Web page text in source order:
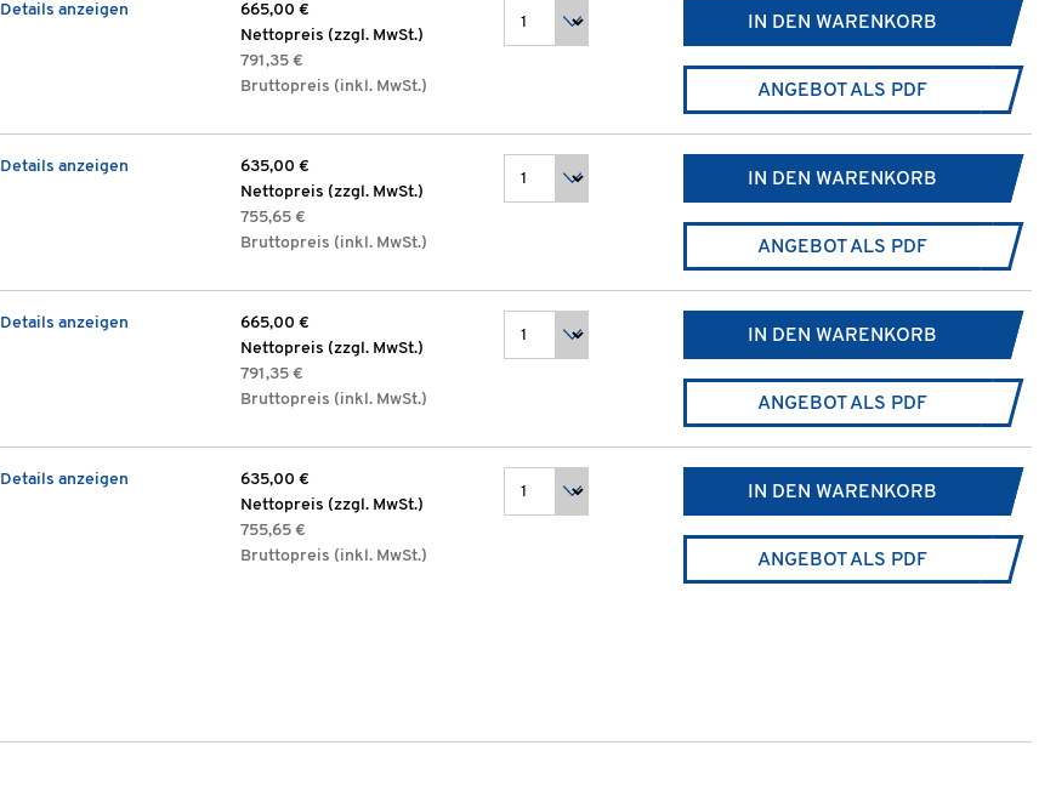
Details anzeigen
665,00 €
Nettopreis (zzgl. MwSt.)
791,35 €
Bruttopreis (inkl. MwSt.)
IN DEN WARENKORB
ANGEBOT ALS PDF
Details anzeigen
635,00 €
Nettopreis (zzgl. MwSt.)
755,65 €
Bruttopreis (inkl. MwSt.)
IN DEN WARENKORB
ANGEBOT ALS PDF
Details anzeigen
665,00 €
Nettopreis (zzgl. MwSt.)
791,35 €
Bruttopreis (inkl. MwSt.)
IN DEN WARENKORB
ANGEBOT ALS PDF
Details anzeigen
635,00 €
Nettopreis (zzgl. MwSt.)
755,65 €
Bruttopreis (inkl. MwSt.)
IN DEN WARENKORB
ANGEBOT ALS PDF